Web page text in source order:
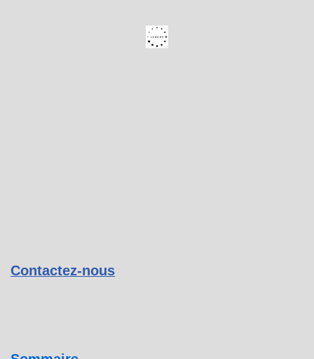
Contactez-nous